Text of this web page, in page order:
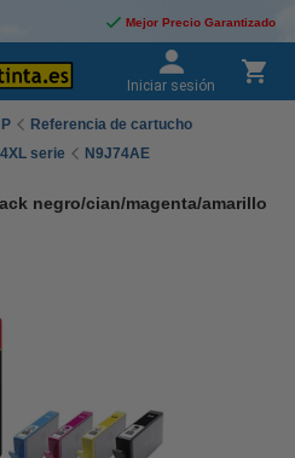
Mejor Precio Garantizado
Iniciar sesión
Referencia de cartucho
serie N9J74AE
negro/cian/magenta/amarillo